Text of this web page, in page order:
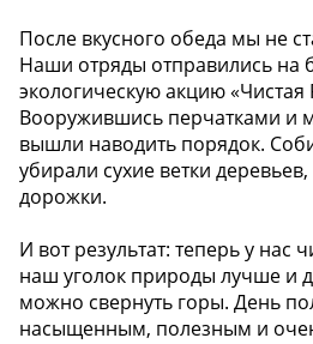
После вкусного обеда мы не
Наши отряды отправились на
экологическую акцию «Чистая
Вооружившись перчатками и
вышли наводить порядок.
убирали сухие ветки
дорожки.
И вот результат: теперь у нас
наш уголок природы лучше и
можно свернуть горы. День
насыщенным, полезным и